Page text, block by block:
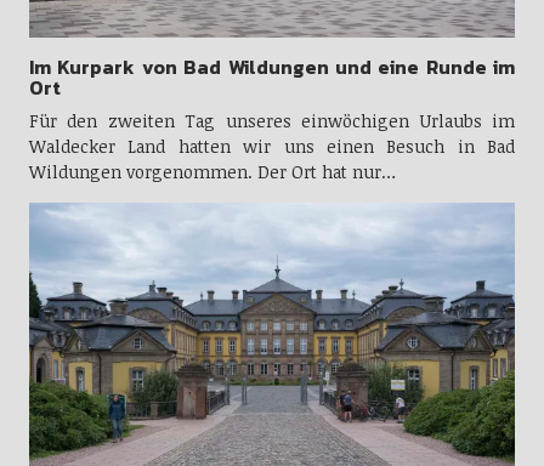
Im Kurpark von Bad Wildungen und eine Runde im
Ort
Für den zweiten Tag unseres einwöchigen Urlaubs im
Waldecker Land hatten wir uns einen Besuch in Bad
Wildungen vorgenommen. Der Ort hat nur…